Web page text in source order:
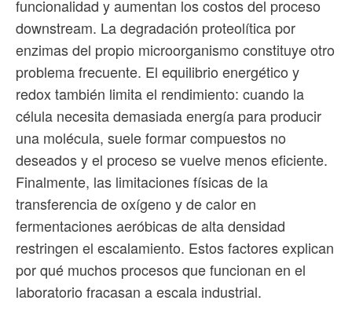
funcionalidad y aumentan los costos del proceso
downstream. La degradación proteolítica por
enzimas del propio microorganismo constituye otro
problema frecuente. El equilibrio energético y
redox también limita el rendimiento: cuando la
célula necesita demasiada energía para producir
una molécula, suele formar compuestos no
deseados y el proceso se vuelve menos eficiente.
Finalmente, las limitaciones físicas de la
transferencia de oxígeno y de calor en
fermentaciones aeróbicas de alta densidad
restringen el escalamiento. Estos factores explican
por qué muchos procesos que funcionan en el
laboratorio fracasan a escala industrial.